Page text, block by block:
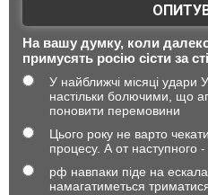
На вашу думку, коли
примусять росію сісти за
У найближчі місяці удари
настільки болючими, що
поновити перемовини
Цього року не варто
процесу. А от наступного
рф навпаки піде на
намагатиметься